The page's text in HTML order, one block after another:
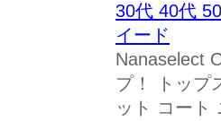
30代 40代
イード
Nanaselect
プ！ トッ
ット コー